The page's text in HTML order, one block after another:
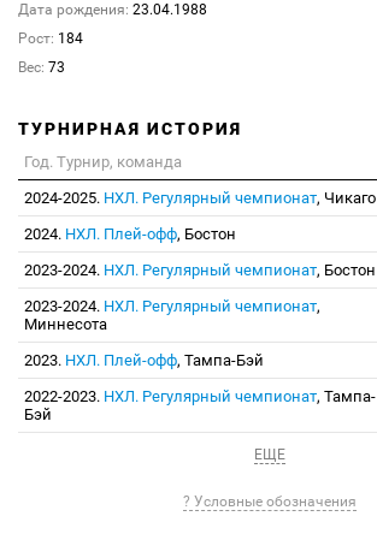
Дата рождения: 23.04.1988
Рост: 184
Вес: 73
ТУРНИРНАЯ ИСТОРИЯ
Год. Турнир, команда
2024-2025. НХЛ. Регулярный чемпионат, Чикаго
2024. НХЛ. Плей-офф, Бостон
2023-2024. НХЛ. Регулярный чемпионат, Бостон
2023-2024. НХЛ. Регулярный чемпионат,
Миннесота
2023. НХЛ. Плей-офф, Тампа-Бэй
2022-2023. НХЛ. Регулярный чемпионат, Тампа-
Бэй
ЕЩЕ
? Условные обозначения